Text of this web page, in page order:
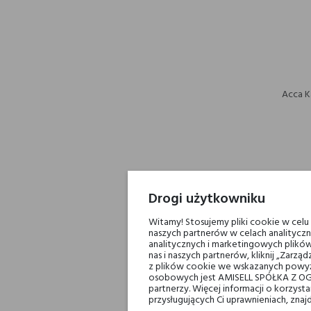
Acca
Drogi użytkowniku
Witamy! Stosujemy pliki cookie w
naszych partnerów w celach
analitycznych i marketingowych
nas i naszych partnerów, kliknij
z plików cookie we wskazanych
osobowych jest AMISELL SPÓŁKA Z
partnerzy. Więcej informacji o
przysługujących Ci uprawnieniach,